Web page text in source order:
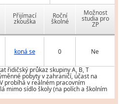
Přijímací
zkouška
Roční
školné
Možnost
studia pro
ZP
koná se 0 Ne
řidičský průkaz skupiny A, B, T
pobyty v zahraničí, účast na
probíhá v reálném pracovním
mimo sídlo školy (na polích a školním